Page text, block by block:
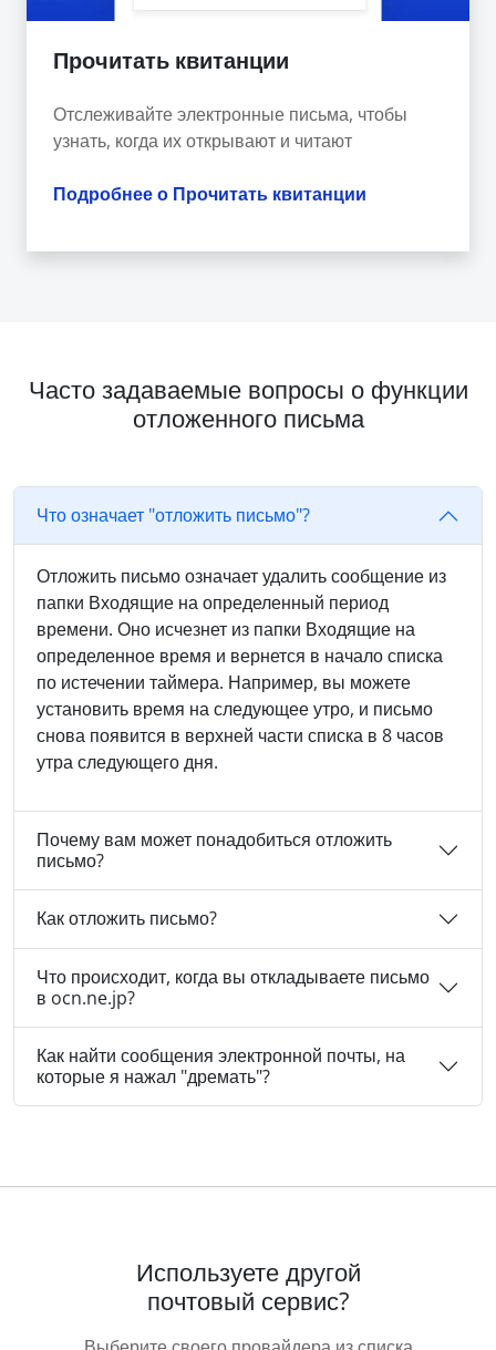
Прочитать квитанции
Отслеживайте электронные письма, чтобы
узнать, когда их открывают и читают
Подробнее о Прочитать квитанции
Часто задаваемые вопросы о функции
отложенного письма
Что означает "отложить письмо"?
Отложить письмо означает удалить сообщение из
папки Входящие на определенный период
времени. Оно исчезнет из папки Входящие на
определенное время и вернется в начало списка
по истечении таймера. Например, вы можете
установить время на следующее утро, и письмо
снова появится в верхней части списка в 8 часов
утра следующего дня.
Почему вам может понадобиться отложить
письмо?
Как отложить письмо?
Что происходит, когда вы откладываете письмо
в ocn.ne.jp?
Как найти сообщения электронной почты, на
которые я нажал "дремать"?
Используете другой
почтовый сервис?